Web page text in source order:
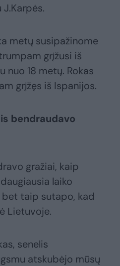
metų susipažinome
grįžusi iš
nuo 18 metų. Rokas
grįžęs iš Ispanijos.
bendraudavo
gražiai, kaip
laiko
bet taip sutapo, kad
Lietuvoje.
senelis
atskubėjo mūsų